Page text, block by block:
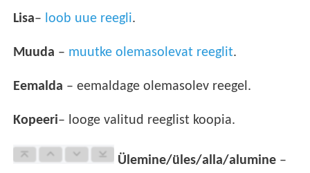
Lisa– loob uue reegli.
Muuda – muutke olemasolevat reeglit.
Eemalda – eemaldage olemasolev reegel.
Kopeeri– looge valitud reeglist koopia.
Ülemine/üles/alla/alumine –